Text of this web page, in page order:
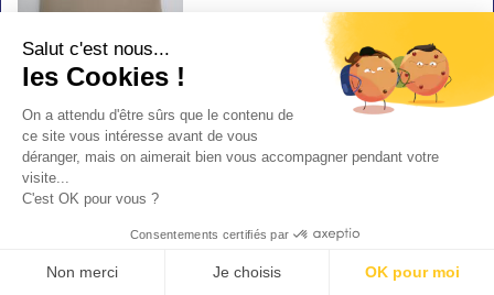
Coupon jersey poly viscose stretch beige
Les 3 mètres
8.00 €
(5.60€/Unité)
5.60 € T.T.C.
Salut c'est nous...
les Cookies !
On a attendu d'être sûrs que le contenu de
ce site vous intéresse avant de vous
déranger, mais on aimerait bien vous accompagner pendant votre
visite...
C'est OK pour vous ?
Consentements certifiés par
Non merci Je choisis OK pour moi